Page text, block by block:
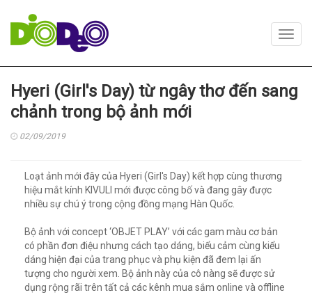
Hyeri (Girl's Day) từ ngây thơ đến sang
chảnh trong bộ ảnh mới
02/09/2019
Loạt ảnh mới đây của Hyeri (Girl's Day) kết hợp cùng thương
hiệu mắt kính KIVULI mới được công bố và đang gây được
nhiều sự chú ý trong cộng đồng mạng Hàn Quốc.
Bộ ảnh với concept ‘OBJET PLAY’ với các gam màu cơ bản
có phần đơn điệu nhưng cách tạo dáng, biểu cảm cùng kiểu
dáng hiện đại của trang phục và phụ kiện đã đem lại ấn
tượng cho người xem. Bộ ảnh này của cô nàng sẽ được sử
dụng rộng rãi trên tất cả các kênh mua sắm online và offline